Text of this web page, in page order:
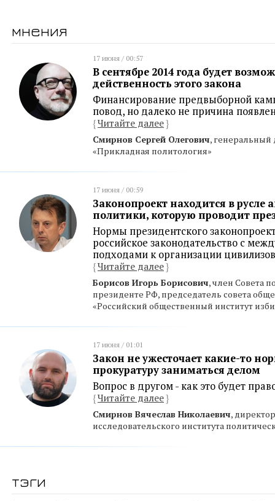
мнения
17 июня / 00:57
В сентябре 2014 года будет
действенность этого закона
Финансирование предвыборной
повод, но далеко не причина
{Читайте далее}
Смирнов Сергей Олегович, генеральный
«Прикладная политология»
17 июня / 00:59
Законопроект находится в
политики, которую проводит
Нормы президентского
российское законодательство с
подходами к организации
{Читайте далее}
Борисов Игорь Борисович, член Совета
президенте РФ, председатель совета
«Российский общественный институт
17 июня / 01:01
Закон не ужесточает какие-то
прокуратуру заниматься делом
Вопрос в другом - как это будет
{Читайте далее}
Смирнов Вячеслав Николаевич,
исследовательского института
тэги